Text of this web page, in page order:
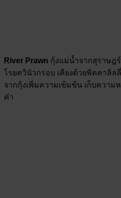
River Prawn กุ้งแม่น้ำจากสุราษฎ
โรยควินัวกรอบ เคียงด้วยพิคคาลิล
จากกุ้งเพิ่มความเข้มข้น เก็บความ
คำ